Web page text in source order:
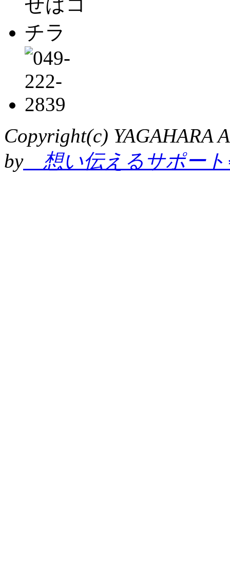
Copyright(c) YAGAHARA
by想い伝えるサポート